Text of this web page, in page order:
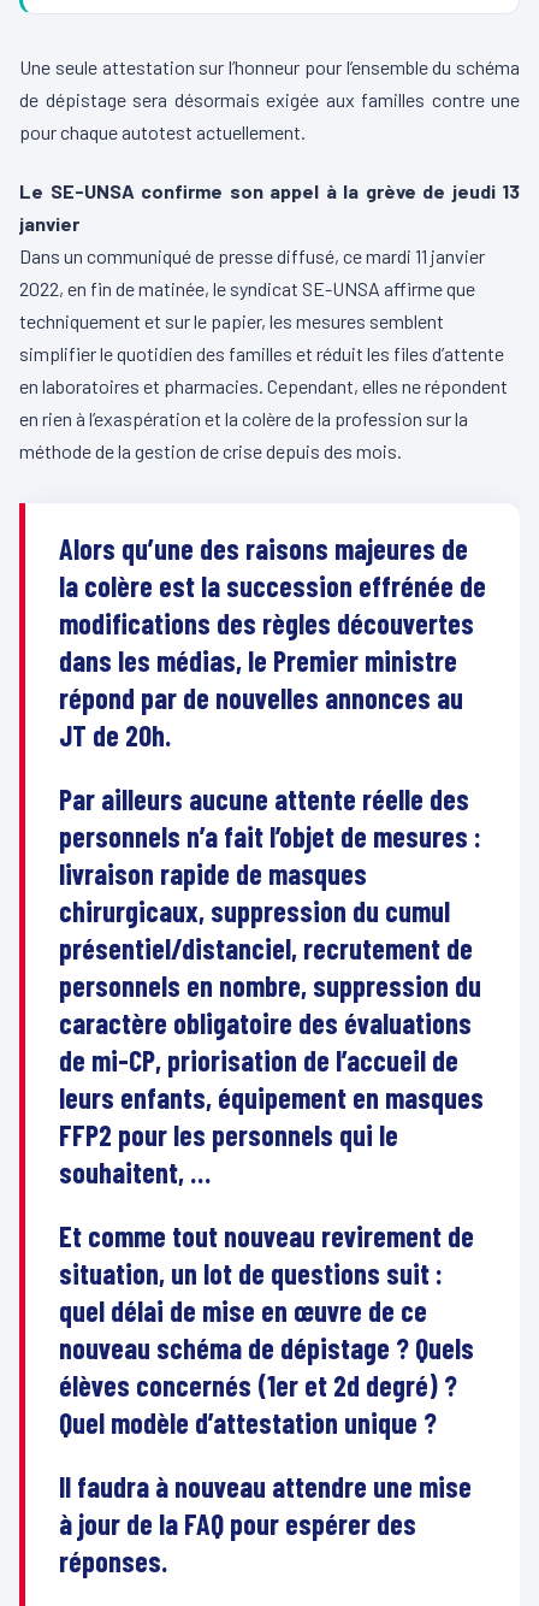
Une seule attestation sur l’honneur pour l’ensemble du schéma
de dépistage sera désormais exigée aux familles contre une
pour chaque autotest actuellement.
Le SE-UNSA confirme son appel à la grève de jeudi 13
janvier
Dans un communiqué de presse diffusé, ce mardi 11 janvier
2022, en fin de matinée, le syndicat SE-UNSA affirme que
techniquement et sur le papier, les mesures semblent
simplifier le quotidien des familles et réduit les files d’attente
en laboratoires et pharmacies. Cependant, elles ne répondent
en rien à l’exaspération et la colère de la profession sur la
méthode de la gestion de crise depuis des mois.
Alors qu’une des raisons majeures de
la colère est la succession effrénée de
modifications des règles découvertes
dans les médias, le Premier ministre
répond par de nouvelles annonces au
JT de 20h.
Par ailleurs aucune attente réelle des
personnels n’a fait l’objet de mesures :
livraison rapide de masques
chirurgicaux, suppression du cumul
présentiel/distanciel, recrutement de
personnels en nombre, suppression du
caractère obligatoire des évaluations
de mi-CP, priorisation de l’accueil de
leurs enfants, équipement en masques
FFP2 pour les personnels qui le
souhaitent, …
Et comme tout nouveau revirement de
situation, un lot de questions suit :
quel délai de mise en œuvre de ce
nouveau schéma de dépistage ? Quels
élèves concernés (1er et 2d degré) ?
Quel modèle d’attestation unique ?
Il faudra à nouveau attendre une mise
à jour de la FAQ pour espérer des
réponses.